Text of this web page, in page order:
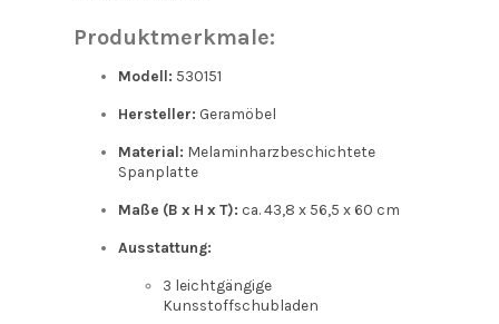
Produktmerkmale:
Modell: 530151
Hersteller: Geramöbel
Material: Melaminharzbeschichtete
Spanplatte
Maße (B x H x T): ca. 43,8 x 56,5 x 60 cm
Ausstattung:
3 leichtgängige
Kunsstoffschubladen